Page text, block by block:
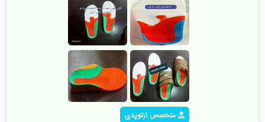
متخصص ارتوپدی